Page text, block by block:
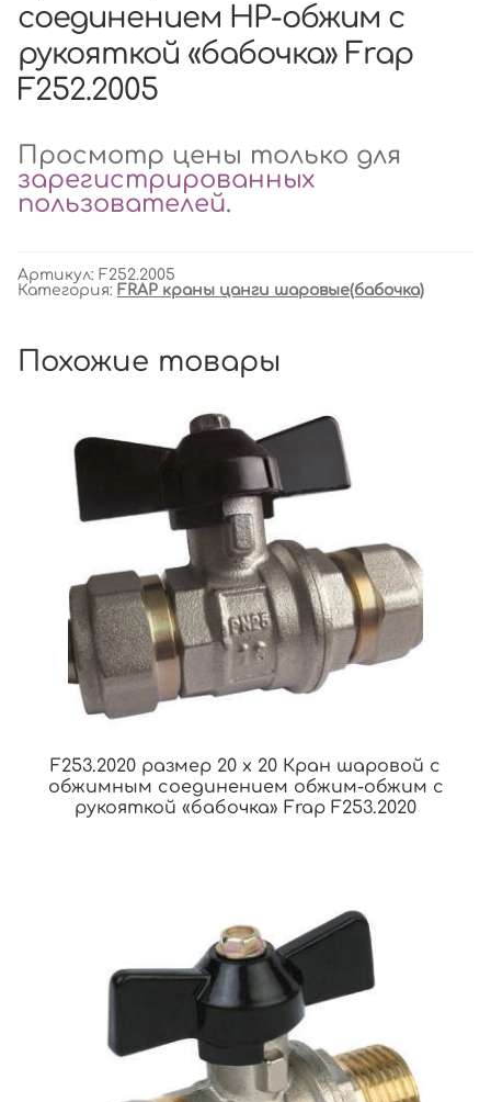
соединением НР-обжим с
рукояткой «бабочка» Frap
F252.2005
Просмотр цены только для
зарегистрированных
пользователей.
Артикул: F252.2005
Категория: FRAP краны цанги шаровые(бабочка)
Похожие товары
F253.2020 размер 20 x 20 Кран шаровой с
обжимным соединением обжим-обжим с
рукояткой «бабочка» Frap F253.2020